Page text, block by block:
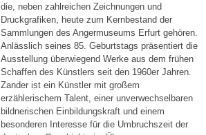
die, neben zahlreichen Zeichnungen und
Druckgrafiken, heute zum Kernbestand der
Sammlungen des Angermuseums Erfurt gehören.
Anlässlich seines 85. Geburtstags präsentiert die
Ausstellung überwiegend Werke aus dem frühen
Schaffen des Künstlers seit den 1960er Jahren.
Zander ist ein Künstler mit großem
erzählerischem Talent, einer unverwechselbaren
bildnerischen Einbildungskraft und einem
besonderen Interesse für die Umbruchszeit der